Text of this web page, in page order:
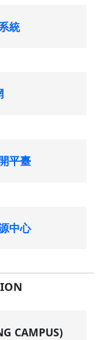
統
平臺
中心
CAMPUS)